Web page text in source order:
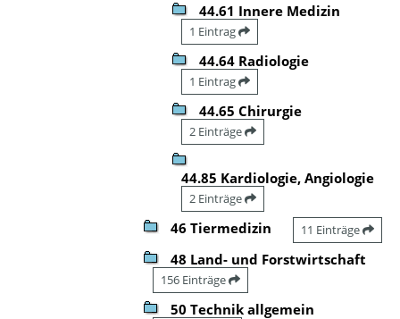
44.61 Innere Medizin
1 Eintrag
44.64 Radiologie
1 Eintrag
44.65 Chirurgie
2 Einträge
44.85 Kardiologie, Angiologie
2 Einträge
46 Tiermedizin 11 Einträge
48 Land- und Forstwirtschaft
156 Einträge
50 Technik allgemein